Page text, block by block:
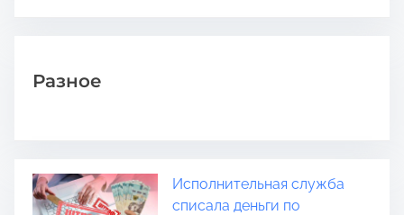
Разное
Исполнительная служба
списала деньги по